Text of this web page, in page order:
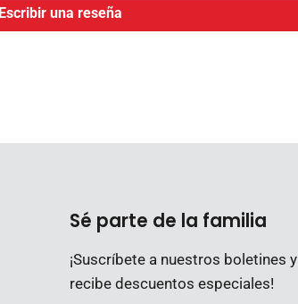
Escribir una reseña
Sé parte de la familia
¡Suscríbete a nuestros boletines y
recibe descuentos especiales!